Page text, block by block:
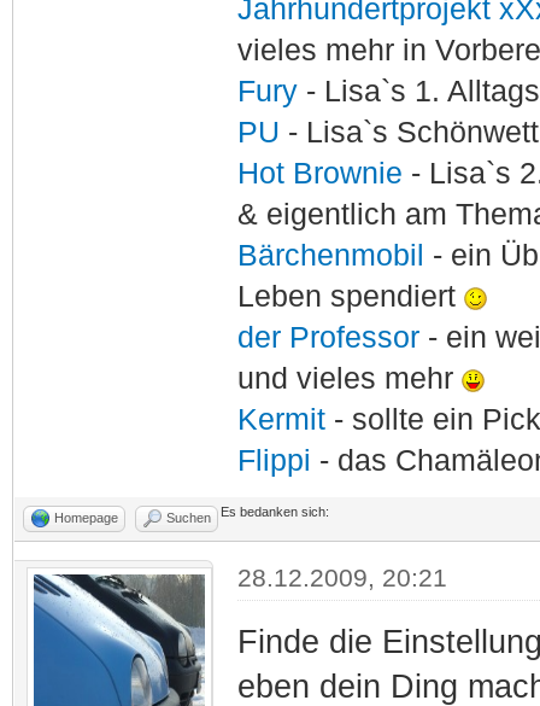
Jahrhundertprojekt
vieles mehr in
Fury - Lisa`s 1.
PU - Lisa`s
Hot Brownie - Lisa`s
& eigentlich am
Bärchenmobil - ein
Leben spendiert
der Professor - ein
und vieles mehr
Kermit- sollte ein
Flippi - das
Homepage Suchen Es bedanken sich:
28.12.2009, 20:21
Finde die
eben dein Ding